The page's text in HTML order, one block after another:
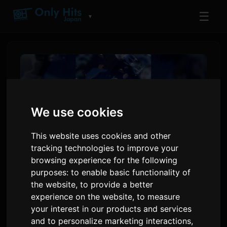
We use cookies
This website uses cookies and other
tracking technologies to improve your
browsing experience for the following
purposes:to enable basic functionality of
the website,to provide a better
experience on the website,to measure
your interest in our products and services
and to personalize marketing interactions,
▼ ☰
क्रिएटर डाईडाई हिट हॉरर गेम
'Aquarium Doesn't Dance' का
उपन्यास रूपांतरण कर रहे हैं